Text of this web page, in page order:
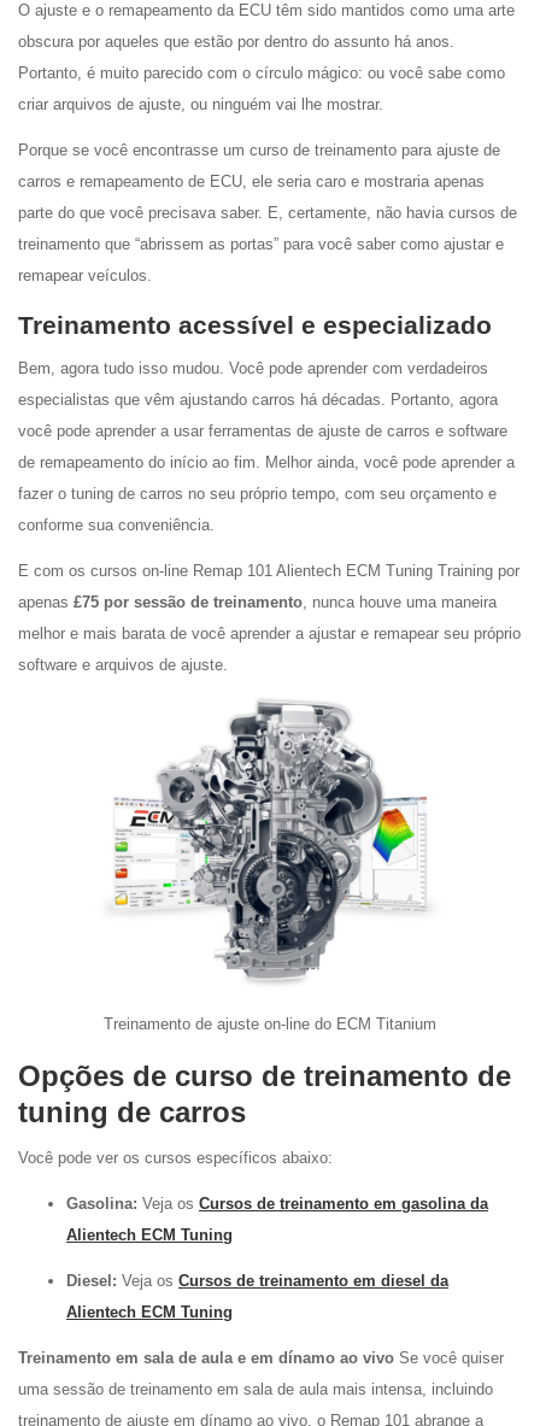
O ajuste e o remapeamento da ECU têm sido mantidos como uma arte
obscura por aqueles que estão por dentro do assunto há anos.
Portanto, é muito parecido com o círculo mágico: ou você sabe como
criar arquivos de ajuste, ou ninguém vai lhe mostrar.
Porque se você encontrasse um curso de treinamento para ajuste de
carros e remapeamento de ECU, ele seria caro e mostraria apenas
parte do que você precisava saber. E, certamente, não havia cursos de
treinamento que “abrissem as portas” para você saber como ajustar e
remapear veículos.
Treinamento acessível e especializado
Bem, agora tudo isso mudou. Você pode aprender com verdadeiros
especialistas que vêm ajustando carros há décadas. Portanto, agora
você pode aprender a usar ferramentas de ajuste de carros e software
de remapeamento do início ao fim. Melhor ainda, você pode aprender a
fazer o tuning de carros no seu próprio tempo, com seu orçamento e
conforme sua conveniência.
E com os cursos on-line Remap 101 Alientech ECM Tuning Training por
apenas £75 por sessão de treinamento, nunca houve uma maneira
melhor e mais barata de você aprender a ajustar e remapear seu próprio
software e arquivos de ajuste.
Treinamento de ajuste on-line do ECM Titanium
Opções de curso de treinamento de
tuning de carros
Você pode ver os cursos específicos abaixo:
Gasolina: Veja os Cursos de treinamento em gasolina da
Alientech ECM Tuning
Diesel: Veja os Cursos de treinamento em diesel da
Alientech ECM Tuning
Treinamento em sala de aula e em dínamo ao vivo Se você quiser
uma sessão de treinamento em sala de aula mais intensa, incluindo
treinamento de ajuste em dínamo ao vivo, o Remap 101 abrange a